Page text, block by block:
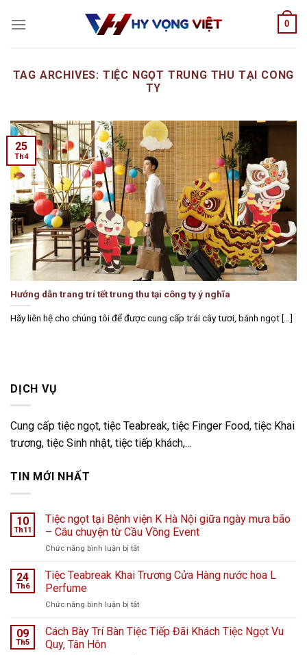
0
TAG ARCHIVES: TIỆC NGỌT TRUNG THU TẠI CONG
TY
Hướng dẫn trang trí tết trung thu tại công ty ý nghĩa
Hãy liên hệ cho chúng tôi để được cung cấp trái cây tươi, bánh ngọt [...]
25
Th4
DỊCH VỤ
Cung cấp tiệc ngọt, tiệc Teabreak, tiệc Finger Food, tiệc Khai
trương, tiệc Sinh nhật, tiệc tiếp khách,…
TIN MỚI NHẤT
10
Th11
Tiệc ngọt tại Bệnh viện K Hà Nội giữa ngày mưa bão
– Câu chuyện từ Cầu Vồng Event
Chức năng bình luận bị tắtở
ngọt
viện
Hà
24
Th6
Tiệc Teabreak Khai Trương Cửa Hàng nước hoa L
Perfume
Chức năng bình luận bị tắtở
Teabreak
Khai
09
Th5
Cách Bày Trí Bàn Tiệc Tiếp Đãi Khách Tiệc Ngọt Vu
Quy, Tân Hôn